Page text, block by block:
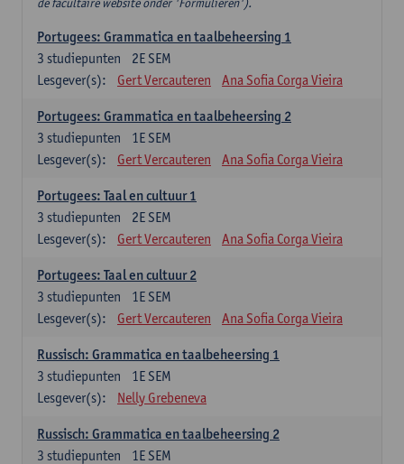
Portugees: Grammatica en taalbeheersing 1
2E SEM
3 studiepunten
Lesgever(s):
Gert Vercauteren Ana Sofia Corga Vieira
Portugees: Grammatica en taalbeheersing 2
1E SEM
3 studiepunten
Lesgever(s):
Gert Vercauteren Ana Sofia Corga Vieira
Portugees: Taal en cultuur 1
2E SEM
3 studiepunten
Lesgever(s):
Gert Vercauteren Ana Sofia Corga Vieira
Portugees: Taal en cultuur 2
1E SEM
3 studiepunten
Lesgever(s):
Gert Vercauteren Ana Sofia Corga Vieira
Russisch: Grammatica en taalbeheersing 1
1E SEM
3 studiepunten
Lesgever(s):
Nelly Grebeneva
Russisch: Grammatica en taalbeheersing 2
1E SEM
3 studiepunten